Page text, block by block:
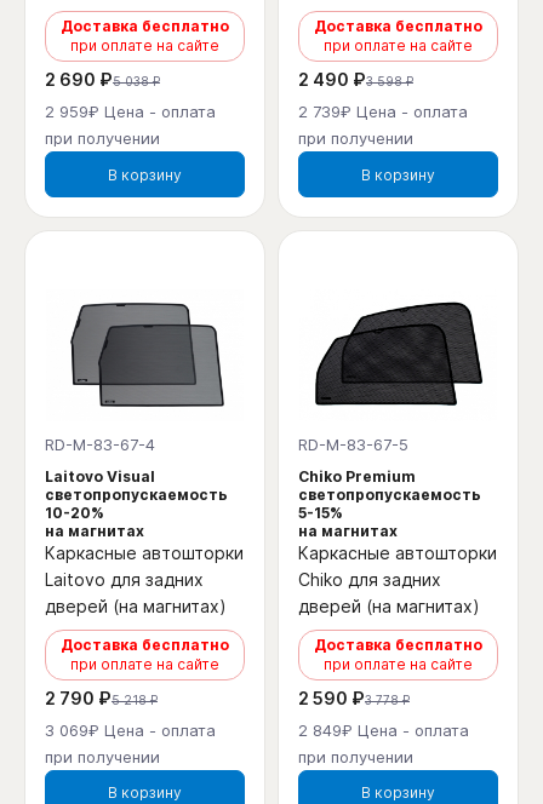
Доставка бесплатно
при оплате на сайте
2 690 ₽5 038 ₽
2 959₽ Цена - оплата
при получении
В корзину
Доставка бесплатно
при оплате на сайте
2 490 ₽3 598 ₽
2 739₽ Цена - оплата
при получении
В корзину
RD-M-83-67-4
Laitovo Visual
светопропускаемость
10-20%
на магнитах
Каркасные автошторки
Laitovo для задних
дверей (на магнитах)
Доставка бесплатно
при оплате на сайте
2 790 ₽5 218 ₽
3 069₽ Цена - оплата
при получении
В корзину
RD-M-83-67-5
Chiko Premium
светопропускаемость
5-15%
на магнитах
Каркасные автошторки
Chiko для задних
дверей (на магнитах)
Доставка бесплатно
при оплате на сайте
2 590 ₽3 778 ₽
2 849₽ Цена - оплата
при получении
В корзину